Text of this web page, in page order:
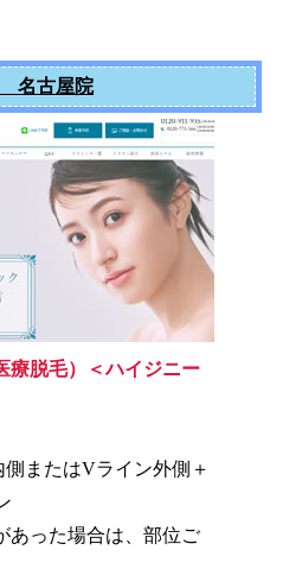
名古屋院
療脱毛）＜ハイジニー
側またはVライン外側＋
あった場合は、部位ご